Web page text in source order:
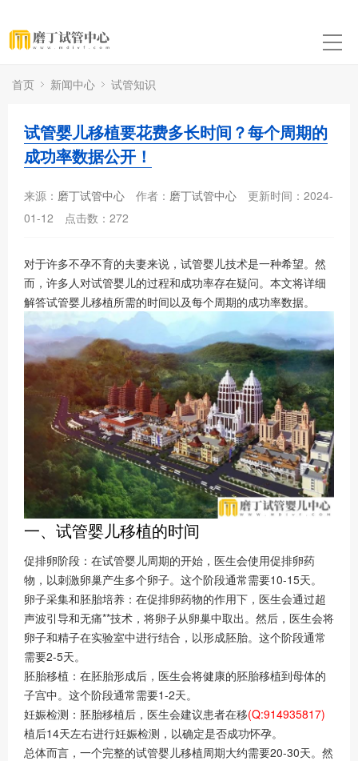
首页 新闻中心 试管知识
试管婴儿移植要花费多长时间？每个周期的
成功率数据公开！
来源： 磨丁试管中心 作者： 磨丁试管中心
更新时间：2024-
01-12
点击数： 272
对于许多不孕不育的夫妻来说，试管婴儿技术是一种希望。然
而，许多人对试管婴儿的过程和成功率存在疑问。本文将详细
解答试管婴儿移植所需的时间以及每个周期的成功率数据。
一、试管婴儿移植的时间
促排卵阶段：在试管婴儿周期的开始，医生会使用促排卵药
物，以刺激卵巢产生多个卵子。这个阶段通常需要10-15天。
卵子采集和胚胎培养：在促排卵药物的作用下，医生会通过超
声波引导和无痛**技术，将卵子从卵巢中取出。然后，医生会将
卵子和精子在实验室中进行结合，以形成胚胎。这个阶段通常
需要2-5天。
胚胎移植：在胚胎形成后，医生会将健康的胚胎移植到母体的
子宫中。这个阶段通常需要1-2天。
妊娠检测：胚胎移植后，医生会建议患者在移(Q:914935817)
植后14天左右进行妊娠检测，以确定是否成功怀孕。
总体而言，一个完整的试管婴儿移植周期大约需要20-30天。然